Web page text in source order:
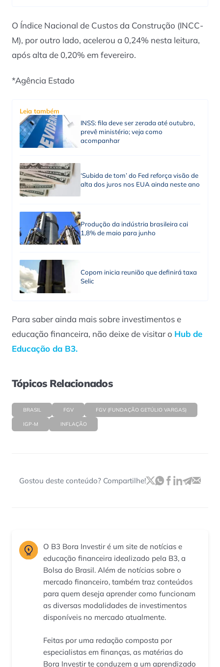
O Índice Nacional de Custos da Construção (INCC-
M), por outro lado, acelerou a 0,24% nesta leitura,
após alta de 0,20% em fevereiro.
*Agência Estado
Leia também
INSS: fila deve ser zerada até outubro,
prevê ministério; veja como
acompanhar
‘Subida de tom’ do Fed reforça visão de
alta dos juros nos EUA ainda neste ano
Produção da indústria brasileira cai
1,8% de maio para junho
Copom inicia reunião que definirá taxa
Selic
Para saber ainda mais sobre investimentos e
educação financeira, não deixe de visitar o Hub de
Educação da B3.
Tópicos Relacionados
BRASIL FGV FGV (FUNDAÇÃO GETÚLIO VARGAS)
IGP-M INFLAÇÃO
Gostou deste conteúdo? Compartilhe!
O B3 Bora Investir é um site de notícias e
educação financeira idealizado pela B3, a
Bolsa do Brasil. Além de notícias sobre o
mercado financeiro, também traz conteúdos
para quem deseja aprender como funcionam
as diversas modalidades de investimentos
disponíveis no mercado atualmente.
Feitas por uma redação composta por
especialistas em finanças, as matérias do
Bora Investir te conduzem a um aprendizado